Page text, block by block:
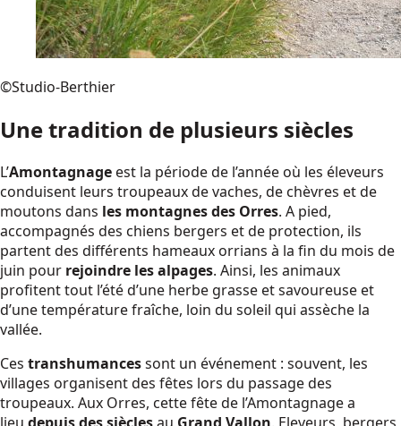
©Studio-Berthier
Une tradition de plusieurs siècles
L’Amontagnage est la période de l’année où les éleveurs
conduisent leurs troupeaux de vaches, de chèvres et de
moutons dans les montagnes des Orres. A pied,
accompagnés des chiens bergers et de protection, ils
partent des différents hameaux orrians à la fin du mois de
juin pour rejoindre les alpages. Ainsi, les animaux
profitent tout l’été d’une herbe grasse et savoureuse et
d’une température fraîche, loin du soleil qui assèche la
vallée.
Ces transhumancessont un événement : souvent, les
villages organisent des fêtes lors du passage des
troupeaux. Aux Orres, cette fête de l’Amontagnage a